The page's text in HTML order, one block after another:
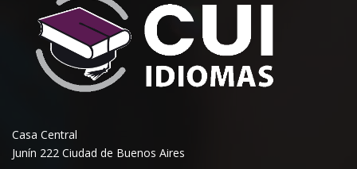
Casa Central
Junín 222 Ciudad de Buenos Aires